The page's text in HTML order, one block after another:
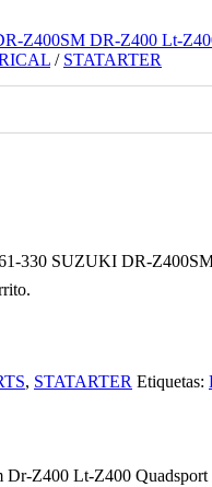
/ STATARTER
61-330 SUZUKI DR-
, STATARTER Etiquetas:
Dr-Z400 Lt-Z400